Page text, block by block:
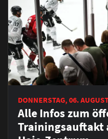
DONNERSTAG, 06.
Alle Infos zum
Trainingsauftakt